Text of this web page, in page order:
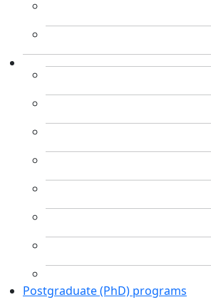
Postgraduate (PhD) programs